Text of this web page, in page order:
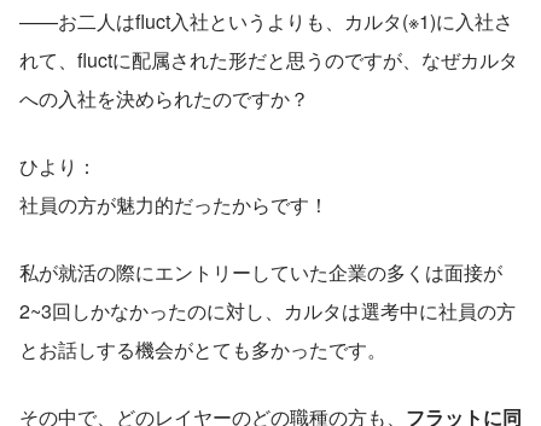
——お二人はfluct入社というよりも、カルタ(※1)に入社さ
れて、fluctに配属された形だと思うのですが、なぜカルタ
への入社を決められたのですか？
ひより：
社員の方が魅力的だったからです！
私が就活の際にエントリーしていた企業の多くは面接が
2~3回しかなかったのに対し、カルタは選考中に社員の方
とお話しする機会がとても多かったです。
その中で、どのレイヤーのどの職種の方も、 フラットに同